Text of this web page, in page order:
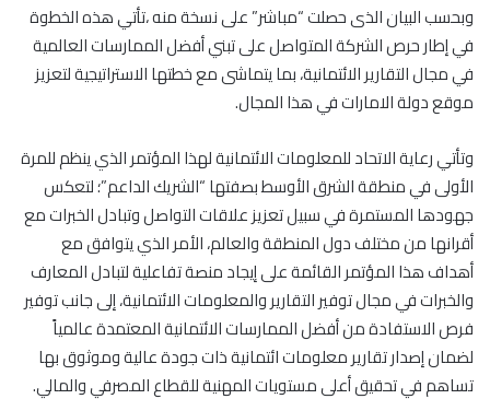
وبحسب البيان الذى حصلت “مباشر” على نسخة منه ،تأتي هذه الخطوة
في إطار حرص الشركة المتواصل على تبني أفضل الممارسات العالمية
في مجال التقارير الائتمانية، بما يتماشى مع خطتها الاستراتيجية لتعزيز
موقع دولة الامارات في هذا المجال.
وتأتي رعاية الاتحاد للمعلومات الائتمانية لهذا المؤتمر الذي ينظم للمرة
الأولى في منطقة الشرق الأوسط بصفتها “الشريك الداعم”؛ لتعكس
جهودها المستمرة في سبيل تعزيز علاقات التواصل وتبادل الخبرات مع
أقرانها من مختلف دول المنطقة والعالم، الأمر الذي يتوافق مع
أهداف هذا المؤتمر القائمة على إيجاد منصة تفاعلية لتبادل المعارف
والخبرات في مجال توفير التقارير والمعلومات الائتمانية، إلى جانب توفير
فرص الاستفادة من أفضل الممارسات الائتمانية المعتمدة عالمياً
لضمان إصدار تقارير معلومات ائتمانية ذات جودة عالية وموثوق بها
تساهم في تحقيق أعلى مستويات المهنية للقطاع المصرفي والمالي.